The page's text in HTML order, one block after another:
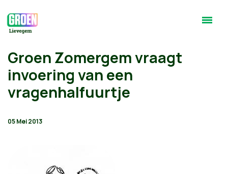
Groen Zomergem vraagt
invoering van een
vragenhalfuurtje
05 Mei 2013